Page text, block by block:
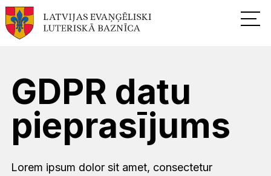
GDPR datu
pieprasījums
Lorem ipsum dolor sit amet, consectetur